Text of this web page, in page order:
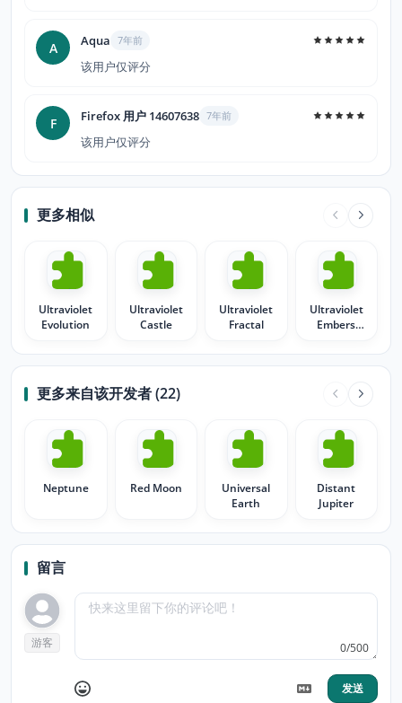
A Aqua 7年前
该用户仅评分
F Firefox 用户 14607638 7年前
该用户仅评分
更多相似
Ultraviolet
Evolution
Ultraviolet
Castle
Ultraviolet
Fractal
Ultraviolet
Embers
更多来自该开发者 (22)
Neptune Red Moon
Universal
Earth
Distant
Jupiter
留言
游客 0/500
发送